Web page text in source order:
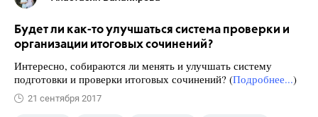
Будет ли как-то улучшаться система проверки и
организации итоговых сочинений?
Интересно, собираются ли менять и улучшать систему
подготовки и проверки итоговых сочинений? (Подробнее...)
21 сентября 2017